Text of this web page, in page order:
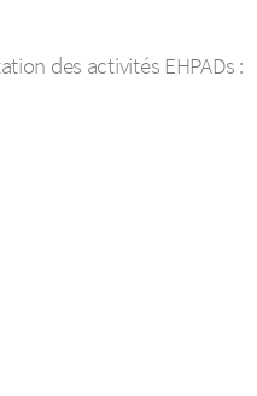
des activités EHPADs :